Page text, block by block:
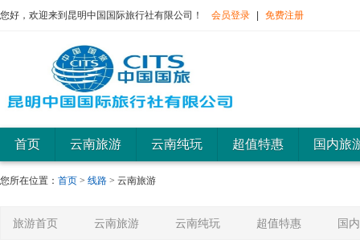
您好，欢迎来到昆明中国国际旅行社有限公司！ 会员登录 免费注册
首页 云南旅游 云南纯玩 超值特惠 国内旅
您所在位置： 首页 > 线路 > 云南旅游
旅游首页 云南旅游 云南纯玩 超值特惠 国
非常棒的旅游体验，感谢旅行社的精心安
元积分
全国双飞云南昆明大理丽江香格里拉8日游
售后客服讲解清楚，全面。导游都不错，团
获得¥0 元积分
双飞云南昆明大理丽江香格里拉泸沽湖10日
安静
获得¥0元积分